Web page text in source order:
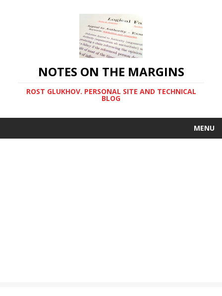
NOTES ON THE MARGINS
ROST GLUKHOV. PERSONAL SITE AND TECHNICAL
BLOG
MENU